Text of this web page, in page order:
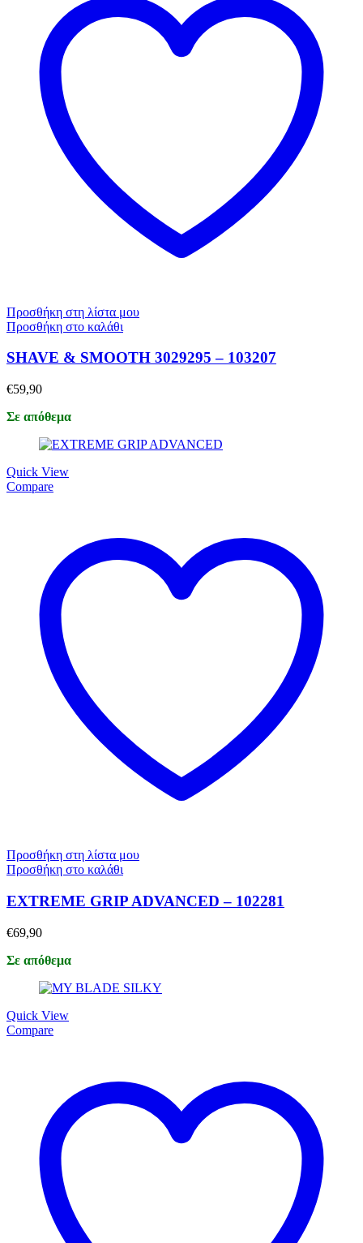
Προσθήκη στη λίστα μου
Προσθήκη στο καλάθι
SHAVE & SMOOTH 3029295 – 103207
€59,90
Σε απόθεμα
Quick View
Compare
Προσθήκη στη λίστα μου
Προσθήκη στο καλάθι
EXTREME GRIP ADVANCED – 102281
€69,90
Σε απόθεμα
Quick View
Compare